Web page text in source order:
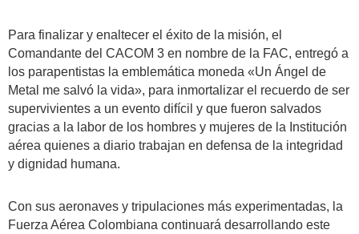
Para finalizar y enaltecer el éxito de la misión, el
Comandante del CACOM 3 en nombre de la FAC, entregó a
los parapentistas la emblemática moneda «Un Ángel de
Metal me salvó la vida», para inmortalizar el recuerdo de ser
supervivientes a un evento difícil y que fueron salvados
gracias a la labor de los hombres y mujeres de la Institución
aérea quienes a diario trabajan en defensa de la integridad
y dignidad humana.
Con sus aeronaves y tripulaciones más experimentadas, la
Fuerza Aérea Colombiana continuará desarrollando este